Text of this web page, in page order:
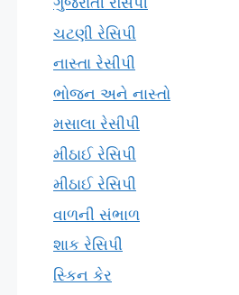
ચટણી રેસિપી
નાસ્તા રેસીપી
ભોજન અને નાસ્તો
મસાલા રેસીપી
મીઠાઈ રેસિપી
મીઠાઈ રેસિપી
વાળની સંભાળ
શાક રેસિપી
સ્કિન કેર